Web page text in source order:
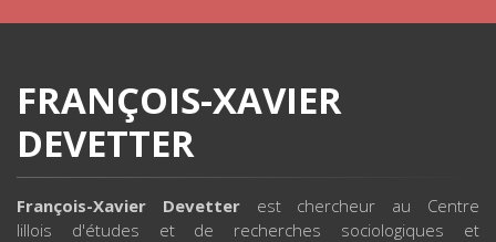
FRANÇOIS-XAVIER
DEVETTER
François-Xavier Devetterest chercheur au Centre
lillois d'études et de recherches sociologiques et